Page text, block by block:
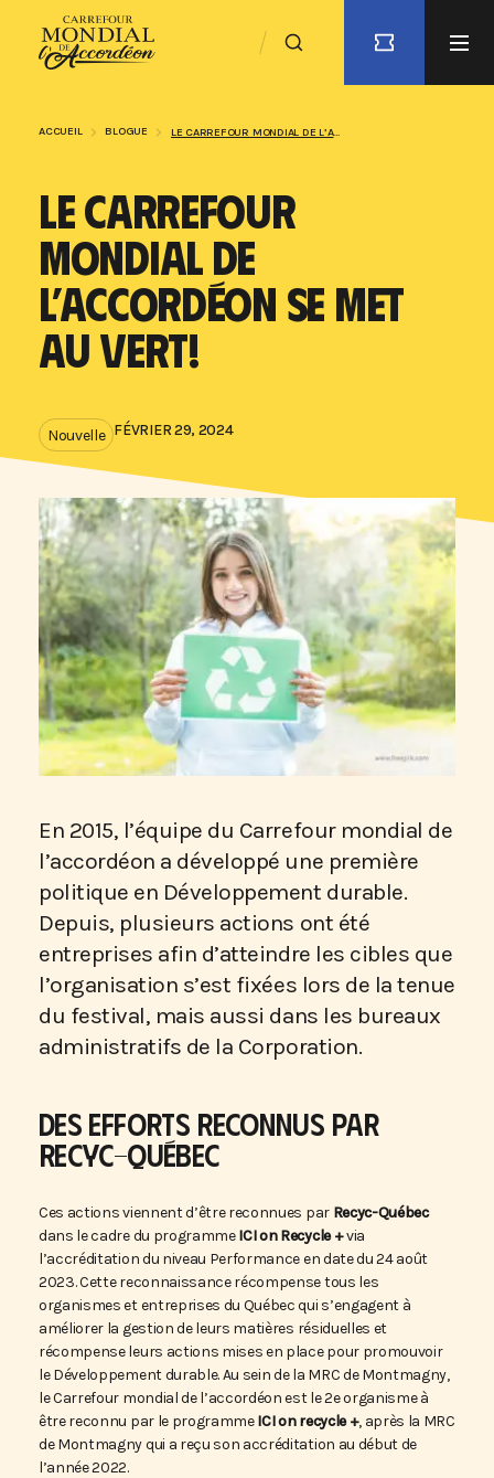
ACCUEIL BLOGUE LE CARREFOUR MONDIAL DE L’ACCORDÉON SE MET AU VERT!
LE CARREFOUR
MONDIAL DE
L’ACCORDÉON SE MET
AU VERT!
Nouvelle FÉVRIER 29, 2024
En 2015, l’équipe du Carrefour mondial de
l’accordéon a développé une première
politique en Développement durable.
Depuis, plusieurs actions ont été
entreprises afin d’atteindre les cibles que
l’organisation s’est fixées lors de la tenue
du festival, mais aussi dans les bureaux
administratifs de la Corporation.
DES EFFORTS RECONNUS PAR
RECYC-QUÉBEC
Ces actions viennent d’être reconnues par Recyc-Québec
dans le cadre du programmeICI on Recycle +via
l’accréditation du niveau Performance en date du 24 août
2023. Cette reconnaissance récompense tous les
organismes et entreprises du Québec qui s’engagent à
améliorer la gestion de leurs matières résiduelles et
récompense leurs actions mises en place pour promouvoir
le Développement durable. Au sein de la MRC de Montmagny,
le Carrefour mondial de l’accordéon est le 2e organisme à
être reconnu par le programmeICI on recycle +, après la MRC
de Montmagny qui a reçu son accréditation au début de
l’année 2022.